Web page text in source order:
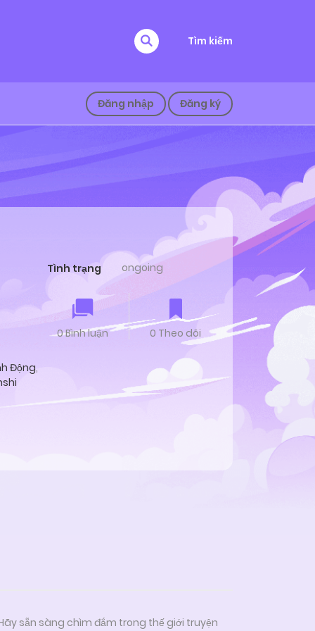
Tìm kiếm
Đăng nhập Đăng ký
Động,
Tình trạng ongoing
0 Bình luận 0 Theo dõi
sẵn sàng chìm đắm trong thế giới truyện